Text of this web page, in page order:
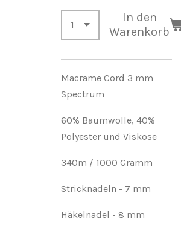
In den
Warenkorb
Macrame Cord 3 mm
Spectrum
60% Baumwolle, 40%
Polyester und Viskose
340m / 1000 Gramm
Stricknadeln - 7 mm
Häkelnadel - 8 mm